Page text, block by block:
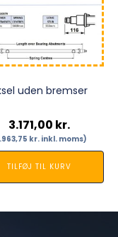
uden bremser
3.171,00 kr.
kr.inkl. moms)
TILFØJ TIL KURV